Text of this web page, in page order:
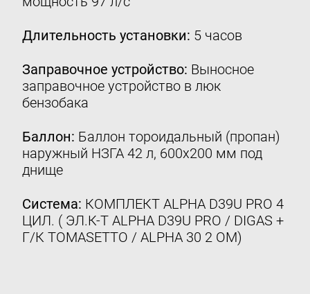
8 (800) 777-08-01
info@intergasservice.ru
Оставить отзыв
Подпишитесь на нашу рассылку:
Email
Длительность установки: 5 часов
Заправочное устройство: Выносное
заправочное устройство в люк
бензобака
Баллон: Баллон тороидальный (пропан)
наружный НЗГА 42 л, 600х200 мм под
днище
Система: КОМПЛЕКТ ALPHA D39U PRO 4
ЦИЛ. ( ЭЛ.К-Т ALPHA D39U PRO / DIGAS +
Г/К TOMASETTO / ALPHA 30 2 ОМ)